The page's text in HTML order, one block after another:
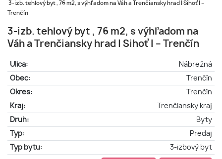
3-izb. tehlový byt , 76 m2, s výhľadom na Váh a Trenčiansky hrad | Sihoť I –
Trenčín
3-izb. tehlový byt , 76 m2, s výhľadom na
Váh a Trenčiansky hrad | Sihoť I – Trenčín
Ulica:
Nábrežná
Obec:
Trenčín
Okres:
Trenčín
Kraj:
Trenčiansky kraj
Druh:
Byty
Typ:
Predaj
Typ bytu:
3-izbový byt